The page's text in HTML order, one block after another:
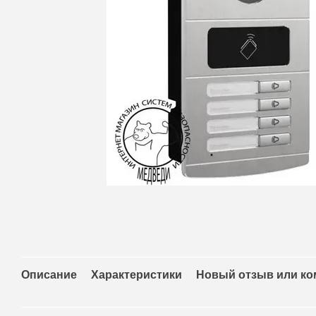
Описание Характеристики Новый отзыв или